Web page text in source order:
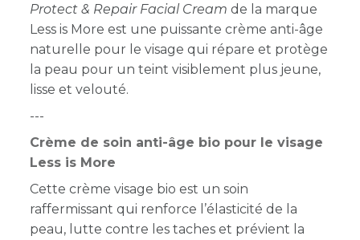
Protect & Repair Facial Cream de la marque
Less is More est une puissante crème anti-âge
naturelle pour le visage qui répare et protège
la peau pour un teint visiblement plus jeune,
lisse et velouté.
---
Crème de soin anti-âge bio pour le visage
Less is More
Cette crème visage bio est un soin
raffermissant qui renforce l’élasticité de la
peau, lutte contre les taches et prévient la